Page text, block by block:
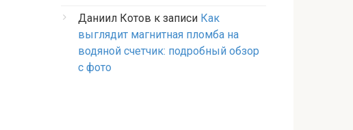
Даниил Котов к записи Как
выглядит магнитная пломба на
водяной счетчик: подробный обзор
с фото